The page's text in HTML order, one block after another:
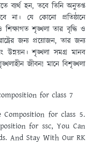
ব্যর্থ হন, তবে তিনি অনুতপ্ত
না। যে কোনো প্রতিষ্ঠানে
শিক্ষাগত শৃঙ্খলা তার বৃদ্ধি ও
জন্য প্রয়োজন, তার জন্য
শৃঙ্খলা সমগ্র মানব
জীবন! মানে বিশৃঙ্খলা
for class 7
Composition for class 5.
for ssc, You Can
And Stay With Our RK